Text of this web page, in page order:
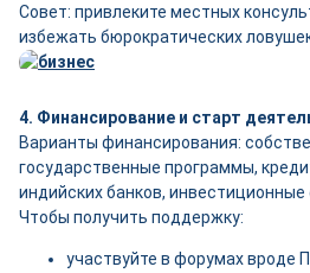
Совет: привлеките местных
избежать бюрократических
4. Финансирование и старт
Варианты финансирования:
государственные программы,
индийских банков, инвестиционные
Чтобы получить поддержку:
участвуйте в форумах вроде